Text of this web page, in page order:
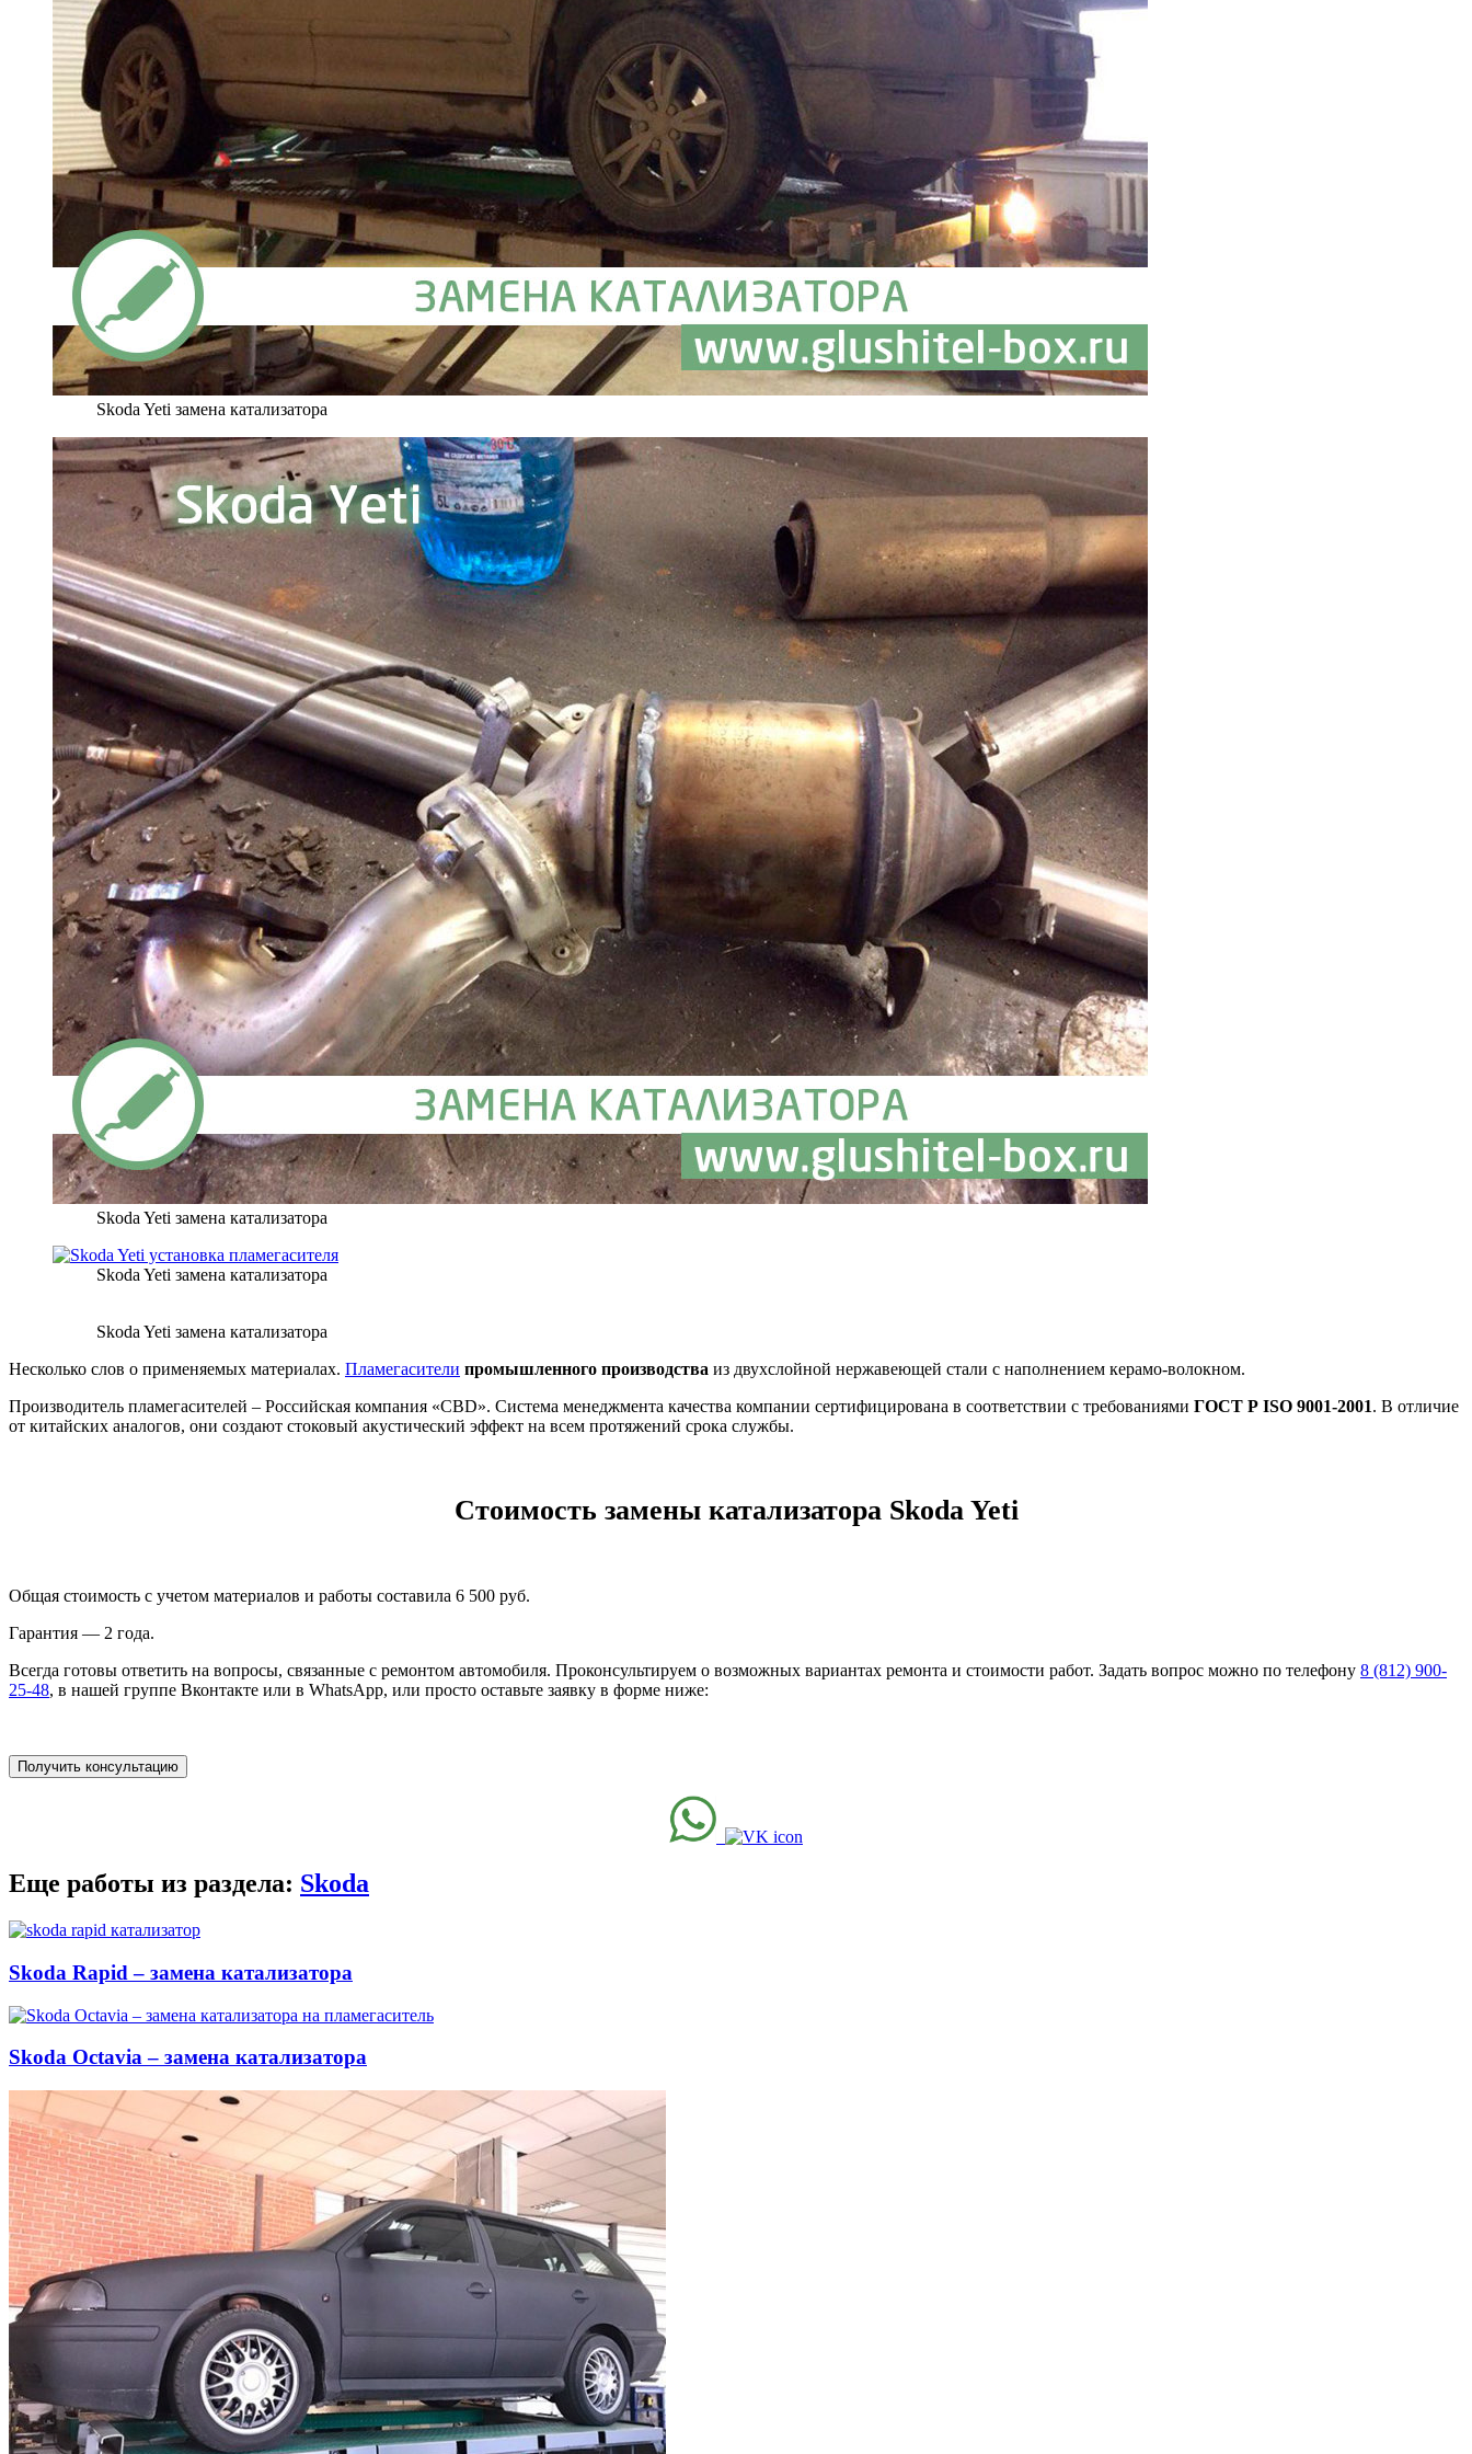
Skoda Yeti замена катализатора
Skoda Yeti замена катализатора
Skoda Yeti замена катализатора
Skoda Yeti замена катализатора
Несколько слов о применяемых материалах. Пламегасители промышленного производства из двухслойной нержавеющей стали с наполнением керамо-волокном.
Производитель пламегасителей – Российская компания «CBD». Система менеджмента качества компании сертифицирована в соответствии с требованиями ГОСТ Р ISO 9001-2001. В отличие
от китайских аналогов, они создают стоковый акустический эффект на всем протяжений срока службы.
Стоимость замены катализатора Skoda Yeti
Общая стоимость с учетом материалов и работы составила 6 500 руб.
Гарантия — 2 года.
Всегда готовы ответить на вопросы, связанные с ремонтом автомобиля. Проконсультируем о возможных вариантах ремонта и стоимости работ. Задать вопрос можно по телефону 8 (812) 900-
25-48, в нашей группе Вконтакте или в WhatsApp, или просто оставьте заявку в форме ниже:
Получить консультацию
Еще работы из раздела: Skoda
Skoda Rapid – замена катализатора
Skoda Octavia – замена катализатора